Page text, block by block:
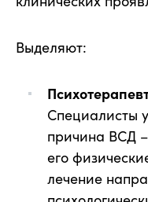
Выделяют:
Специалисты
причина ВСД
его
лечение